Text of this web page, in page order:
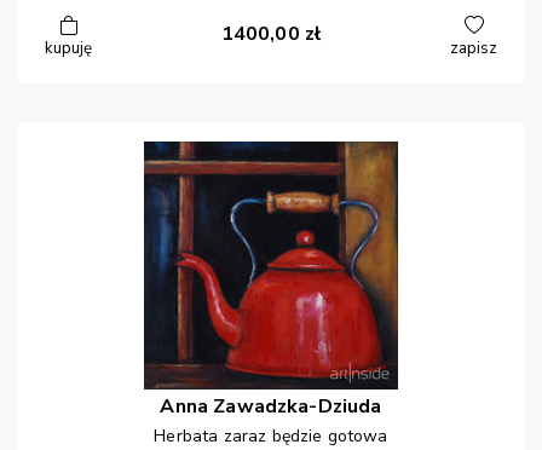
kupuję
1400,00 zł
zapisz
Anna Zawadzka-Dziuda
Herbata zaraz będzie gotowa